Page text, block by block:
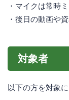
・マイクは常時
・後日の動画や
対象者
以下の方を対象に